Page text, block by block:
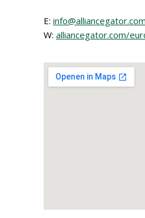
E: info@alliancegator.com
W: alliancegator.com/